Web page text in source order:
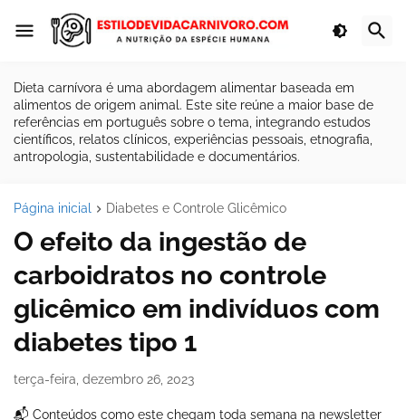
Dieta carnívora é uma abordagem alimentar baseada em
alimentos de origem animal. Este site reúne a maior base de
referências em português sobre o tema, integrando estudos
científicos, relatos clínicos, experiências pessoais, etnografia,
antropologia, sustentabilidade e documentários.
Página inicial Diabetes e Controle Glicêmico
O efeito da ingestão de
carboidratos no controle
glicêmico em indivíduos com
diabetes tipo 1
terça-feira, dezembro 26, 2023
📬 Conteúdos como este chegam toda semana na newsletter